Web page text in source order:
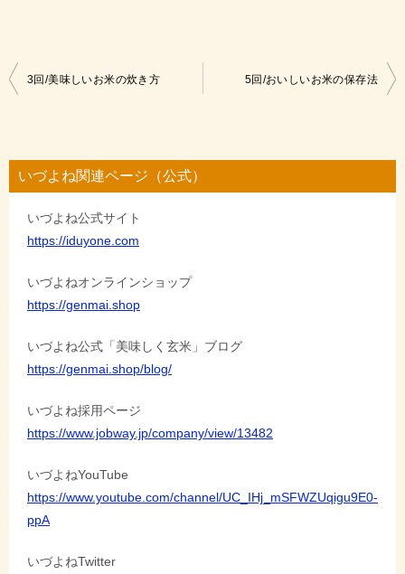
投
ビ
ゲ
3回/美味しいお米の炊き方 5回/おいしいお米の保存法
いづよね関連ページ（公式）
いづよね公式サイト
https://iduyone.com
いづよねオンラインショップ
https://genmai.shop
いづよね公式「美味しく玄米」ブログ
https://genmai.shop/blog/
いづよね採用ページ
https://www.jobway.jp/company/view/13482
いづよねYouTube
https://www.youtube.com/channel/UC_IHj_mSFWZUqigu9E0-
ppA
いづよねTwitter